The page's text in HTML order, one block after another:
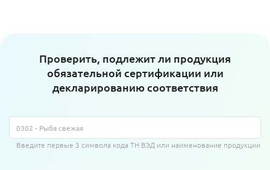
Проверить, подлежит ли продукция
обязательной сертификации или
декларированию соответствия
Введите первые 3 символа кода ТН ВЭД или наименование продукции